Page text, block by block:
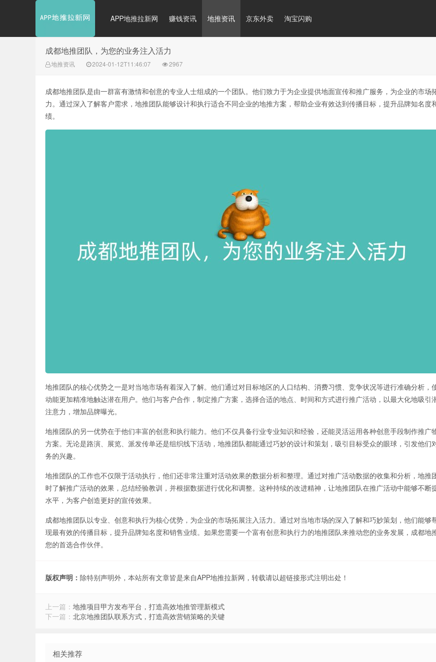
APP地推拉新网 赚钱资讯 地推资讯 京东外卖 淘宝闪购
成都地推团队，为您的业务注入活力
地推资讯 2024-01-12T11:46:07 2967
成都地推团队是由一群富有激情和创意的专业人士组成的一个团队。他们致力于为企业提供地面宣传和推广服务，为企业的市场
力。通过深入了解客户需求，地推团队能够设计和执行适合不同企业的地推方案，帮助企业有效达到传播目标，提升品牌知名度
绩。
地推团队的核心优势之一是对当地市场有着深入了解。他们通过对目标地区的人口结构、消费习惯、竞争状况等进行准确分析，
动能更加精准地触达潜在用户。他们与客户合作，制定推广方案，选择合适的地点、时间和方式进行推广活动，以最大化地吸引
注意力，增加品牌曝光。
地推团队的另一优势在于他们丰富的创意和执行能力。他们不仅具备行业专业知识和经验，还能灵活运用各种创意手段制作推广
方案。无论是路演、展览、派发传单还是组织线下活动，地推团队都能通过巧妙的设计和策划，吸引目标受众的眼球，引发他们
务的兴趣。
地推团队的工作也不仅限于活动执行，他们还非常注重对活动效果的数据分析和整理。通过对推广活动数据的收集和分析，地推
时了解推广活动的效果，总结经验教训，并根据数据进行优化和调整。这种持续的改进精神，让地推团队在推广活动中能够不断
水平，为客户创造更好的宣传效果。
成都地推团队以专业、创意和执行为核心优势，为企业的市场拓展注入活力。通过对当地市场的深入了解和巧妙策划，他们能够
现最有效的传播目标，提升品牌知名度和销售业绩。如果您需要一个富有创意和执行力的地推团队来推动您的业务发展，成都地
您的首选合作伙伴。
版权声明： 除特别声明外，本站所有文章皆是来自APP地推拉新网，转载请以超链接形式注明出处！
上一篇： 地推项目甲方发布平台，打造高效地推管理新模式
下一篇： 北京地推团队联系方式，打造高效营销策略的关键
相关推荐